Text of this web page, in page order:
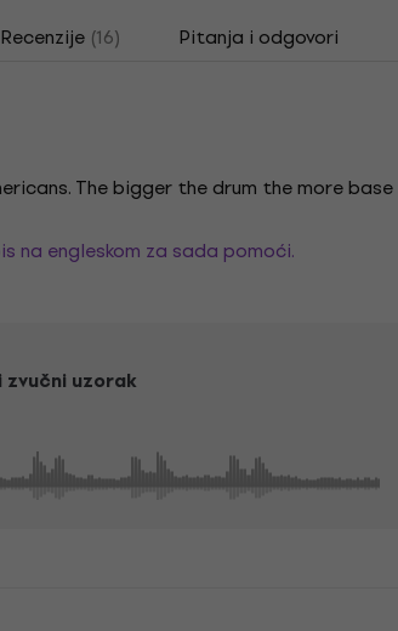
Recenzije (16) Pitanja i odgovori
The bigger the drum the more base
na engleskom za sada pomoći.
zvučni uzorak